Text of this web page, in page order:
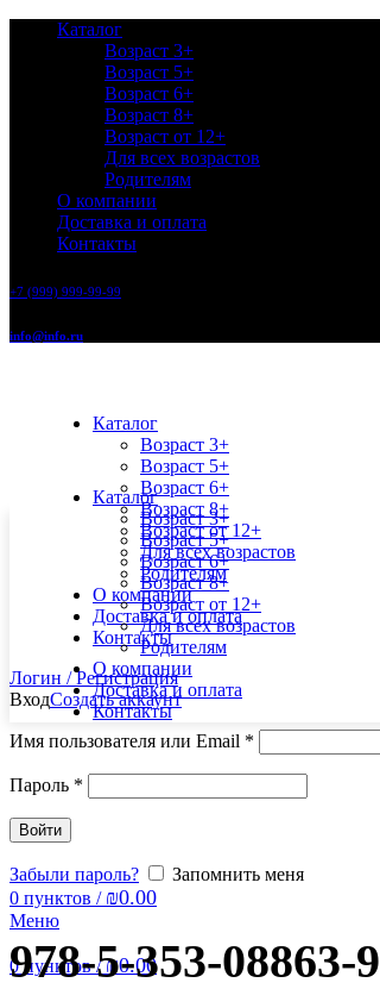
Каталог
Возраст 3+
Возраст 5+
Возраст 6+
Возраст 8+
Возраст от 12+
Для всех возрастов
Родителям
О компании
Доставка и оплата
Контакты
+7 (999) 999-99-99
info@info.ru
Каталог
Возраст 3+
Возраст 5+
Возраст 6+
Возраст 8+
Возраст от 12+
Для всех возрастов
Родителям
О компании
Доставка и оплата
Контакты
Логин / Регистрация
ВходСоздать аккаунт
Имя пользователя или Email *
Пароль *
Войти
Забыли пароль?
Запомнить меня
0 пунктов / ₪0.00
Меню
0пунктов / ₪0.00
Каталог
Возраст 3+
Возраст 5+
Возраст 6+
Возраст 8+
Возраст от 12+
Для всех возрастов
Родителям
О компании
Доставка и оплата
Контакты
978-5-353-08863-9